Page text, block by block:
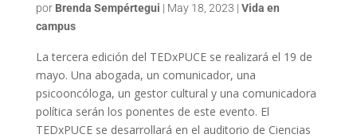
por Brenda Sempértegui | May 18, 2023 | Vida en
campus
La tercera edición del TEDxPUCE se realizará el 19 de
mayo. Una abogada, un comunicador, una
psicooncóloga, un gestor cultural y una comunicadora
política serán los ponentes de este evento. El
TEDxPUCE se desarrollará en el auditorio de Ciencias